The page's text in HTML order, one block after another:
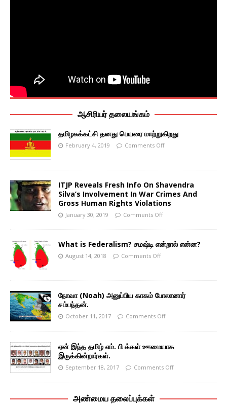
ஆசிரியர் தலையங்கம்
தமிழசுக்கட்சி தனது பெயரை மாற்றுகிறது
February 4, 2019 Comments Off
ITJP Reveals Fresh Info On Shavendra
Silva’s Involvement In War Crimes And
Gross Human Rights Violations
January 30, 2019 Comments Off
What is Federalism? சமஷ்டி என்றால் என்ன?
August 14, 2018 Comments Off
நோவா (Noah) அனுப்பிய காகம் போலானார்
சம்பந்தன்.
October 11, 2017 Comments Off
ஏன் இந்த தமிழ் எம். பி க்கள் ஊமையாக
இருக்கின்றார்கள்.
September 18, 2017 Comments Off
அண்மைய தலைப்புக்கள்